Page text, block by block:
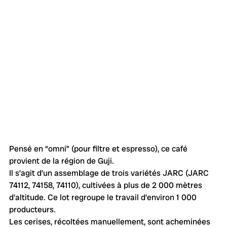
Pensé en “omni” (pour filtre et espresso), ce café
provient de la région de Guji.
Il s’agit d’un assemblage de trois variétés JARC (JARC
74112, 74158, 74110), cultivées à plus de 2 000 mètres
d’altitude. Ce lot regroupe le travail d’environ 1 000
producteurs.
Les cerises, récoltées manuellement, sont acheminées